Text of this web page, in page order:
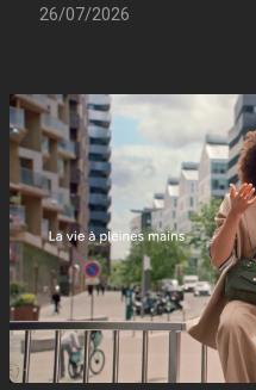
26/07/2026